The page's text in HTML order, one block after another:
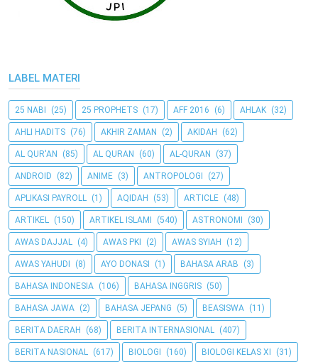
LABEL MATERI
25 NABI (25) 25 PROPHETS (17) AFF 2016 (6) AHLAK (32)
AHLI HADITS (76) AKHIR ZAMAN (2) AKIDAH (62)
AL QUR'AN (85) AL QURAN (60) AL-QURAN (37)
ANDROID (82) ANIME (3) ANTROPOLOGI (27)
APLIKASI PAYROLL (1) AQIDAH (53) ARTICLE (48)
ARTIKEL (150) ARTIKEL ISLAMI (540) ASTRONOMI (30)
AWAS DAJJAL (4) AWAS PKI (2) AWAS SYIAH (12)
AWAS YAHUDI (8) AYO DONASI (1) BAHASA ARAB (3)
BAHASA INDONESIA (106) BAHASA INGGRIS (50)
BAHASA JAWA (2) BAHASA JEPANG (5) BEASISWA (11)
BERITA DAERAH (68) BERITA INTERNASIONAL (407)
BERITA NASIONAL (617) BIOLOGI (160) BIOLOGI KELAS XI (31)